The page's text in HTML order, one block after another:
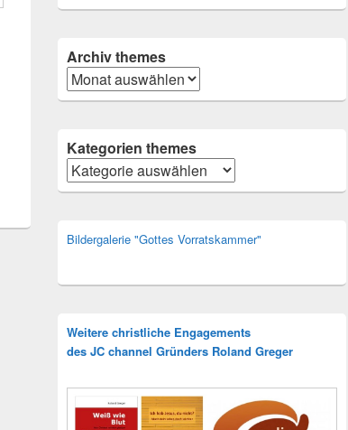
Archivthemes
Archiv
Kategorien themes
Kategorien
Bildergalerie "Gottes Vorratskammer"
Weitere christliche Engagements
des JC channel Gründers Roland Greger